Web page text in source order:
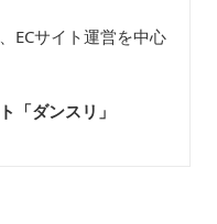
ECサイト運営を中心
「ダンスリ 」